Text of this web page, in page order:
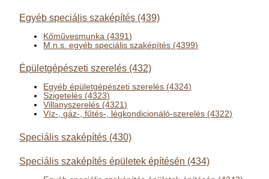
Egyéb speciális szaképítés (439)
Kőművesmunka (4391)
M.n.s. egyéb speciális szaképítés (4399)
Épületgépészeti szerelés (432)
Egyéb épületgépészeti szerelés (4324)
Szigetelés (4323)
Villanyszerelés (4321)
Víz-, gáz-, fűtés-, légkondicionáló-szerelés (4322)
Speciális szaképítés (430)
Speciális szaképítés épületek építésén (434)